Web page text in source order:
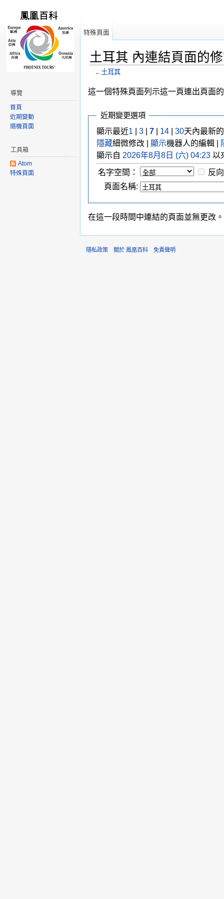
土耳其 內連結頁面的
← 土耳其
這一個特殊頁面列示這一頁連出頁面
近期變更選項
顯示最近1 3 7 14 30天內最新的
隱藏細微修改 | 顯示機器人的編輯 |
顯示自 2026年8月8日 (六) 04:23 以
名字空間：
反
頁面名稱:
在這一段時間中連結的頁面並無更改。
特殊頁面
導覽
首頁
近期變動
隨機頁面
工具箱
Atom
特殊頁面
隱私政策 關於 鳳凰百科 免責聲明